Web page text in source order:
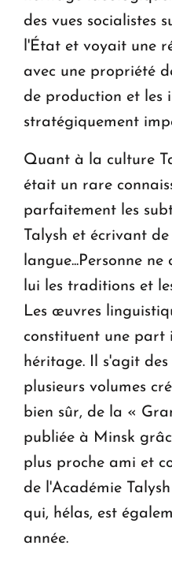
des vues socialistes
l'État et voyait une
avec une propriété
de production et les
stratégiquement
Quant à la culture
était un rare
parfaitement les
Talysh et écrivant
langue...Personne
lui les traditions et
Les œuvres
constituent une part
héritage. Il s'agit
plusieurs volumes
bien sûr, de la «
publiée à Minsk
plus proche ami et
de l'Académie
qui, hélas, est
année.